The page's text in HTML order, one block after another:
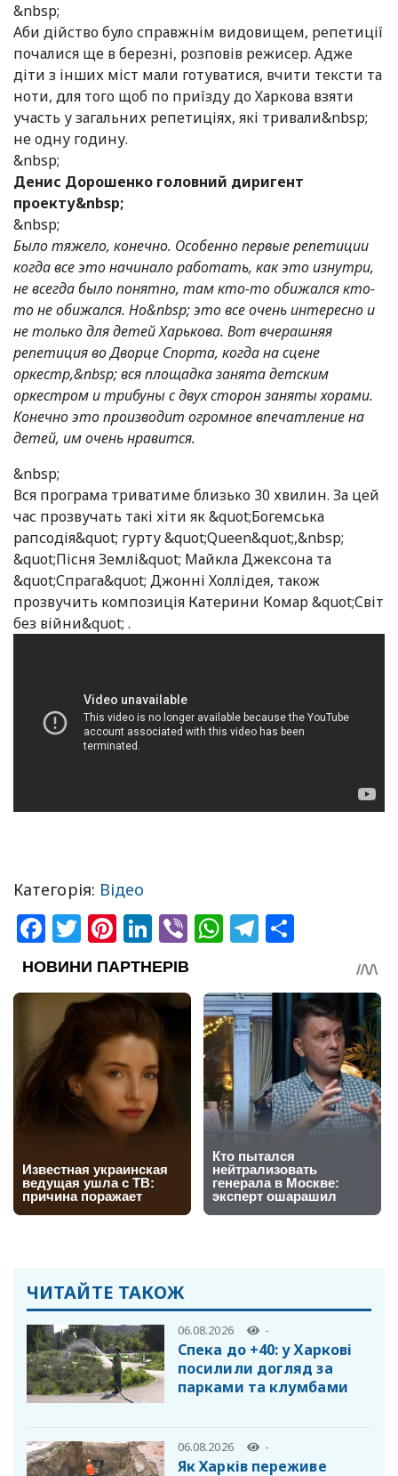
&nbsp;
Аби дійство було справжнім видовищем, репетиції
почалися ще в березні, розповів режисер. Адже
діти з інших міст мали готуватися, вчити тексти та
ноти, для того щоб по приїзду до Харкова взяти
участь у загальних репетиціях, які тривали&nbsp;
не одну годину.
&nbsp;
Денис Дорошенко головний диригент
проекту&nbsp;
&nbsp;
Было тяжело, конечно. Особенно первые репетиции
когда все это начинало работать, как это изнутри,
не всегда было понятно, там кто-то обижался кто-
то не обижался. Но&nbsp; это все очень интересно и
не только для детей Харькова. Вот вчерашняя
репетиция во Дворце Спорта, когда на сцене
оркестр,&nbsp; вся площадка занята детским
оркестром и трибуны с двух сторон заняты хорами.
Конечно это производит огромное впечатление на
детей, им очень нравится.
&nbsp;
Вся програма триватиме близько 30 хвилин. За цей
час прозвучать такі хіти як &quot;Богемська
рапсодія&quot; гурту &quot;Queen&quot;,&nbsp;
&quot;Пісня Землі&quot; Майкла Джексона та
&quot;Спрага&quot; Джонні Холлідея, також
прозвучить композиція Катерини Комар &quot;Світ
без війни&quot; .
Категорія: Відео
Facebook
Twitter
Pinterest
LinkedIn
ViberWhatsApp
Telegram
ЧИТАЙТЕ ТАКОЖ
06.08.2026 -
Спека до +40: у Харкові
посилили догляд за
парками та клумбами
06.08.2026 -
Як Харків переживе